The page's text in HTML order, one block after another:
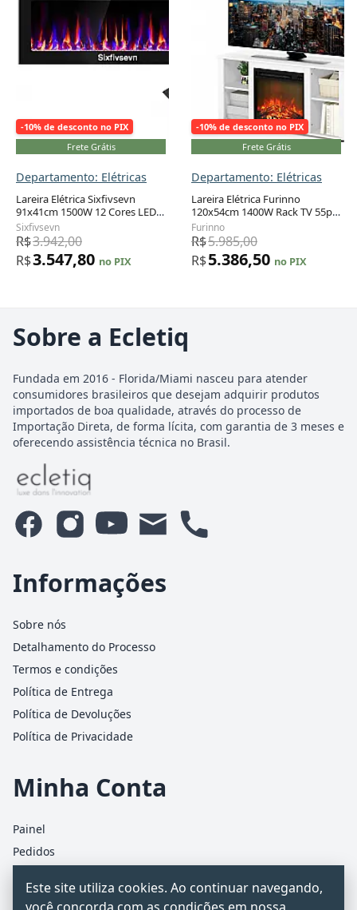
-10% de desconto no PIX
Frete Grátis
Departamento: Elétricas
Lareira Elétrica Sixfivsevn
91x41cm 1500W 12 Cores LED
Timer Embutir 110V
Sixfivsevn
R$3.942,00
R$3.547,80 no PIX
-10% de desconto no PIX
Frete Grátis
Departamento: Elétricas
Lareira Elétrica Furinno
120x54cm 1400W Rack TV 55pol
Branco Portátil 110V
Furinno
R$5.985,00
R$5.386,50 no PIX
Sobre a Ecletiq
Fundada em 2016 - Florida/Miami nasceu para atender
consumidores brasileiros que desejam adquirir produtos
importados de boa qualidade, através do processo de
Importação Direta, de forma lícita, com garantia de 3 meses e
oferecendo assistência técnica no Brasil.
Informações
Sobre nós
Detalhamento do Processo
Termos e condições
Política de Entrega
Política de Devoluções
Política de Privacidade
Minha Conta
Painel
Pedidos
Carrinho
Este site utiliza cookies. Ao continuar navegando,